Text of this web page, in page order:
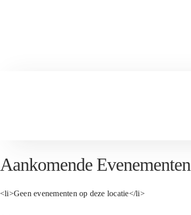
Aankomende Evenementen
<li>Geen evenementen op deze locatie</li>